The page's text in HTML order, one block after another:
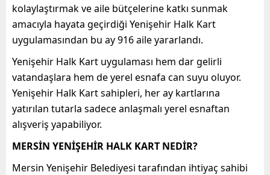
kolaylaştırmak ve aile bütçelerine katkı sunmak
amacıyla hayata geçirdiği Yenişehir Halk Kart
uygulamasından bu ay 916 aile yararlandı.
Yenişehir Halk Kart uygulaması hem dar gelirli
vatandaşlara hem de yerel esnafa can suyu oluyor.
Yenişehir Halk Kart sahipleri, her ay kartlarına
yatırılan tutarla sadece anlaşmalı yerel esnaftan
alışveriş yapabiliyor.
MERSİN YENİŞEHİR HALK KART NEDİR?
Mersin Yenişehir Belediyesi tarafından ihtiyaç sahibi